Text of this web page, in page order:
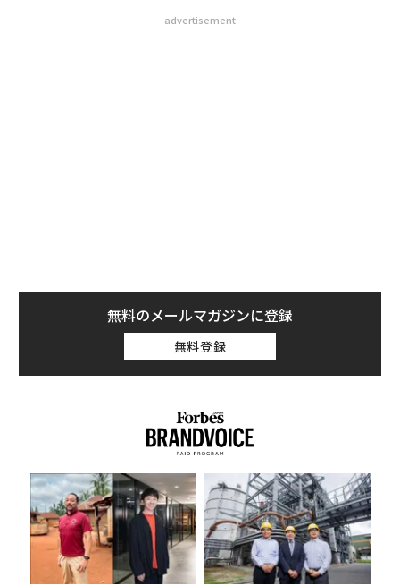
advertisement
無料のメールマガジンに登録
無料登録